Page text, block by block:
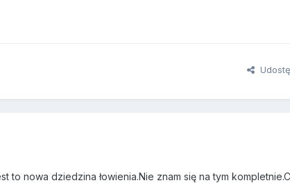
to nowa dziedzina łowienia.Nie znam się na tym